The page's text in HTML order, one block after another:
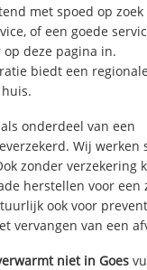
met spoed op
of een goede
deze pagina in.
biedt een regionale
onderdeel van een
Wij werken
zonder verzekering
herstellen voor een
ook voor
vervangen van een
niet in Goes